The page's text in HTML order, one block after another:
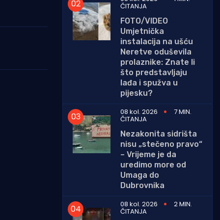
ČITANJA
FOTO/VIDEO
Umjetnička
instalacija na ušću
Neretve oduševila
prolaznike: Znate li
što predstavljaju
lađa i spužva u
pijesku?
08 kol. 2026
7 MIN.
ČITANJA
Nezakonita sidrišta
nisu „stečeno pravo“
– Vrijeme je da
uredimo more od
Umaga do
Dubrovnika
08 kol. 2026
2 MIN.
ČITANJA